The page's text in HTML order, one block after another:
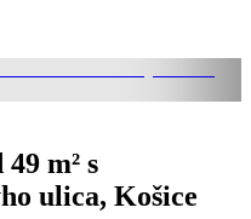
m² s
ulica, Košice